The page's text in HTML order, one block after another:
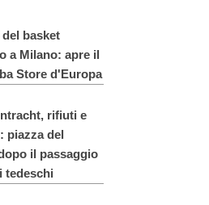
basket
a Milano: apre il
Store d'Europa
rifiuti e
piazza del
il passaggio
tedeschi